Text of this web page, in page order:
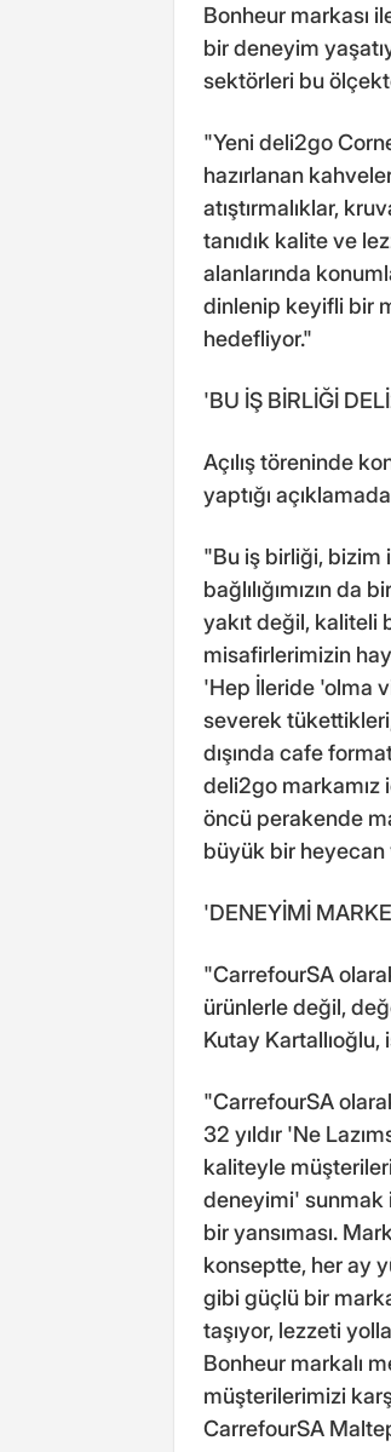
Bonheur markası
bir deneyim
sektörleri bu
"Yeni deli2go
hazırlanan
atıştırmalıklar,
tanıdık kalite ve
alanlarında
dinlenip keyifli bir
hedefliyor."
'BU İŞ BİRLİĞİ
Açılış töreninde
yaptığı
"Bu iş birliği, bizim
bağlılığımızın
yakıt değil, kaliteli
misafirlerimizin
'Hep İleride 'olma
severek
dışında cafe
deli2go markamız
öncü perakende
büyük bir
'DENEYİMİ
"CarrefourSA
ürünlerle değil,
Kutay Kartallıoğlu,
"CarrefourSA
32 yıldır 'Ne
kaliteyle
deneyimi' sunmak
bir yansıması.
konseptte, her ay
gibi güçlü bir
taşıyor, lezzeti
Bonheur markalı
müşterilerimizi
CarrefourSA